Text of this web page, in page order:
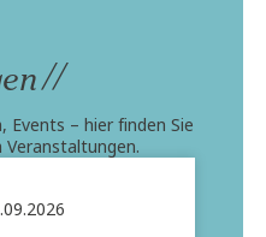
//
Events – hier finden Sie